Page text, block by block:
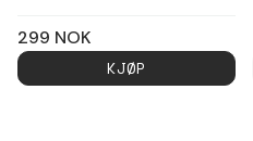
299 NOK
KJØP